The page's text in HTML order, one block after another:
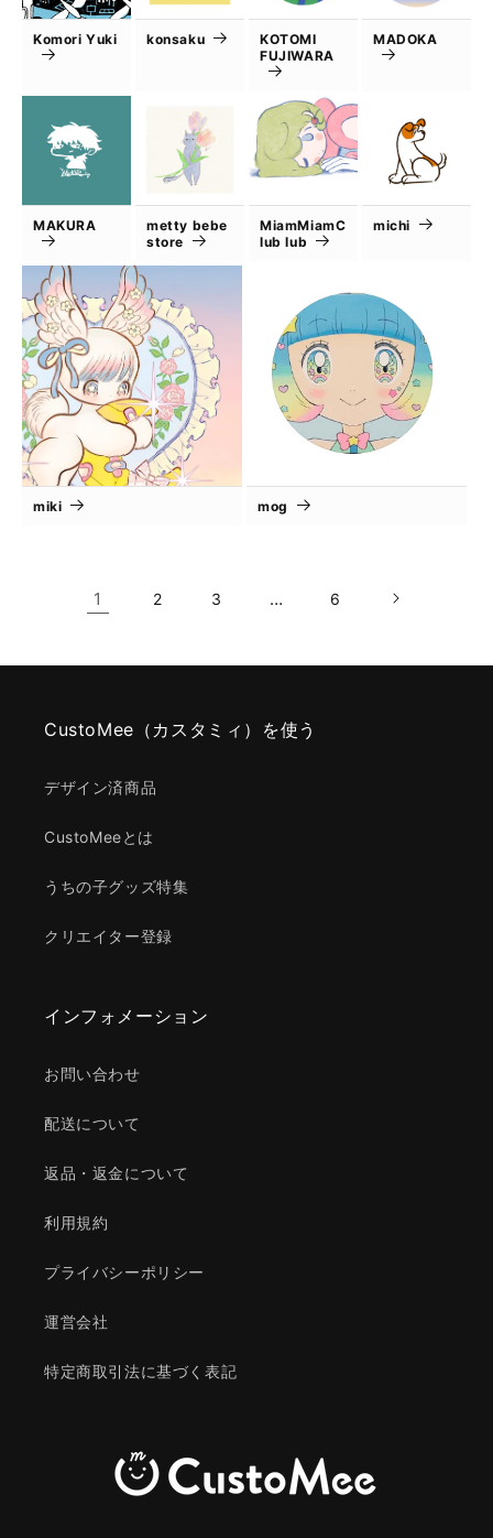
Komori Yuki konsaku
KOTOMI
FUJIWARA
MADOKA
MAKURA
metty bebe
store
MiamMiamC
lub lub
michi
miki mog
1 2 3 … 6
CustoMee（カスタミィ）を使う
デザイン済商品
CustoMeeとは
うちの子グッズ特集
クリエイター登録
インフォメーション
お問い合わせ
配送について
返品・返金について
利用規約
プライバシーポリシー
運営会社
特定商取引法に基づく表記